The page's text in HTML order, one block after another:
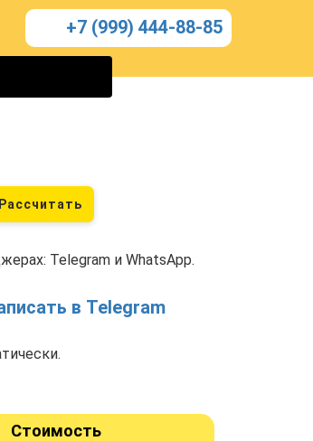
+7 (999) 444-88-85
Рассчитать
Telegram и WhatsApp.
в Telegram
Стоимость